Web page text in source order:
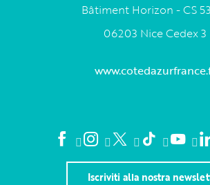
Bâtiment Horizon - CS
06203 Nice Cedex 3
Iscriviti alla nostra